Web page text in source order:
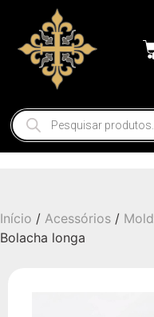
Início / Acessórios /
Bolacha longa